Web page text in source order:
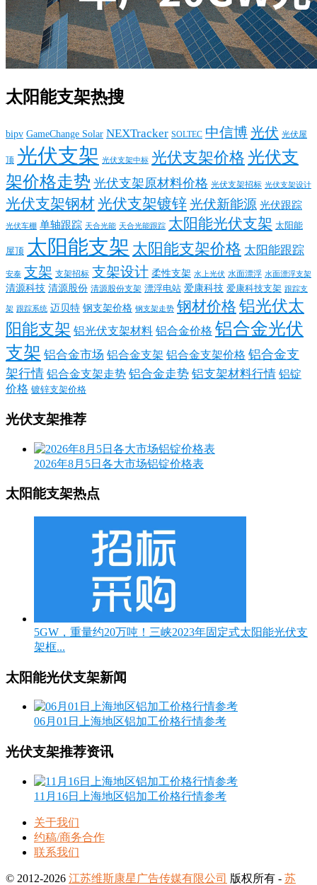
太阳能支架热搜
bipv GameChange Solar NEXTracker SOLTEC 中信博光伏 光伏屋
顶 光伏支架 光伏支架中标 光伏支架价格 光伏支
架价格走势 光伏支架原材料价格 光伏支架招标 光伏支架设计
光伏支架钢材光伏支架镀锌光伏新能源 光伏跟踪
光伏车棚 单轴跟踪 天合光能 天合光能跟踪 太阳能光伏支架 太阳能
屋顶 太阳能支架 太阳能支架价格 太阳能跟踪
安泰 支架 支架招标 支架设计 柔性支架 水上光伏 水面漂浮 水面漂浮支架
清源科技 清源股份 清源股份支架 漂浮电站 爱康科技 爱康科技支架 跟踪支
架 跟踪系统 迈贝特 钢支架价格 钢支架走势 钢材价格 铝光伏太
阳能支架 铝光伏支架材料 铝合金价格 铝合金光伏
支架 铝合金市场 铝合金支架 铝合金支架价格 铝合金支
架行情 铝合金支架走势 铝合金走势 铝支架材料行情 铝锭
价格 镀锌支架价格
光伏支架推荐
2026年8月5日各大市场铝锭价格表
太阳能支架热点
5GW，重量约20万吨！三峡2023年固定式太阳能光伏支
架框...
太阳能光伏支架新闻
06月01日上海地区铝加工价格行情参考
光伏支架推荐资讯
11月16日上海地区铝加工价格行情参考
关于我们
约稿/商务合作
联系我们
© 2012-2026 江苏维斯康星广告传媒有限公司 版权所有 - 苏